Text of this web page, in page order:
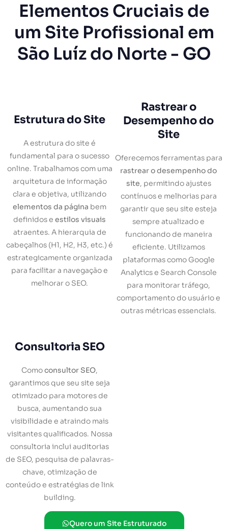
Elementos Cruciais de
um Site Profissional em
São Luíz do Norte - GO
Estrutura do Site
A estrutura do site é
fundamental para o sucesso
online. Trabalhamos com uma
arquitetura de informação
clara e objetiva, utilizando
elementos da página bem
definidos e estilos visuais
atraentes. A hierarquia de
cabeçalhos (H1, H2, H3, etc.) é
estrategicamente organizada
para facilitar a navegação e
melhorar o SEO.
Rastrear o
Desempenho do
Site
Oferecemos ferramentas para
rastrear o desempenho do
site, permitindo ajustes
contínuos e melhorias para
garantir que seu site esteja
sempre atualizado e
funcionando de maneira
eficiente. Utilizamos
plataformas como Google
Analytics e Search Console
para monitorar tráfego,
comportamento do usuário e
outras métricas essenciais.
Consultoria SEO
Comoconsultor SEO,
garantimos que seu site seja
otimizado para motores de
busca, aumentando sua
visibilidade e atraindo mais
visitantes qualificados. Nossa
consultoria inclui auditorias
de SEO, pesquisa de palavras-
chave, otimização de
conteúdo e estratégias de link
building.
Quero um Site Estruturado